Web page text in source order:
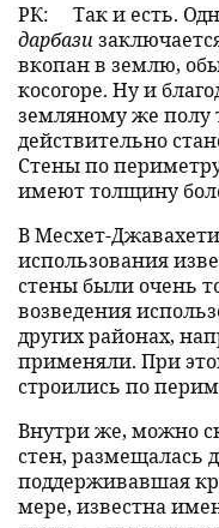
РК:
Так и есть.
дарбази
вкопан в землю,
косогоре. Ну и
земляному же полу
действительно
Стены по
имеют толщину
В Месхет-
использования
стены были очень
возведения
других районах,
применяли. При
строились по
Внутри же, можно
стен, размещалась
поддерживавшая
мере, известна